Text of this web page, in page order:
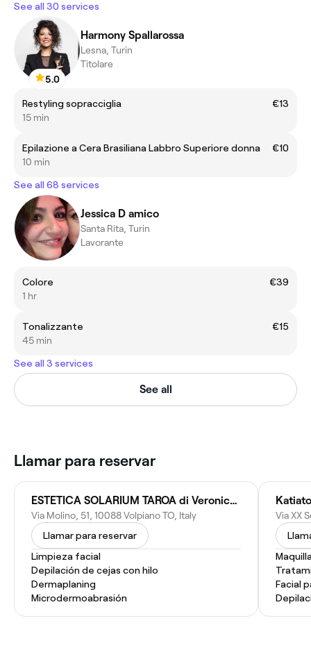
See all 30 services
5.0
Harmony Spallarossa
Lesna, Turin
Titolare
Restyling sopracciglia
€13
15 min
Epilazione a Cera Brasiliana Labbro Superiore donna
€10
10 min
See all 68 services
Jessica D amico
Santa Rita, Turin
Lavorante
Colore
€39
1 hr
Tonalizzante
€15
45 min
See all 3 services
See all
Llamar para reservar
ESTETICA SOLARIUM TAROA di Veronica Balestra
Via Molino, 51, 10088 Volpiano TO, Italy
Llamar para reservar
Limpieza facial
Depilación de cejas con hilo
Dermaplaning
Microdermoabrasión
Via XX
Facial